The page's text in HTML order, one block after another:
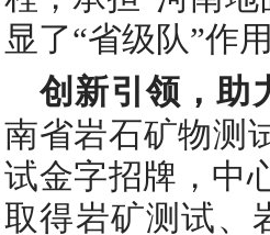
显了“省级队”作
创新引领，助
南省岩石矿物测
试金字招牌，中
取得岩矿测试、